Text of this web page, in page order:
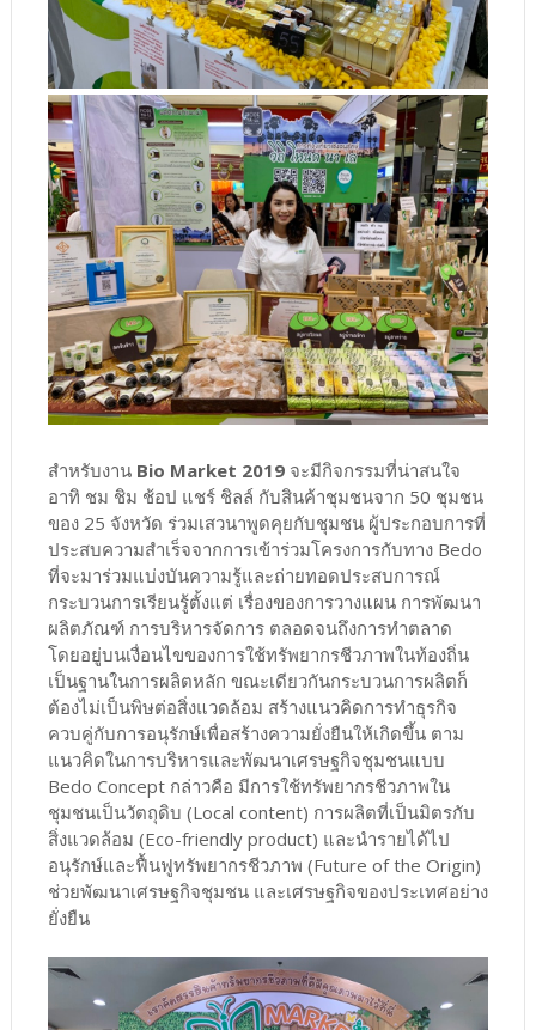
สำหรับงาน Bio Market 2019จะมีกิจกรรมที่น่าสนใจ
อาทิ ชม ชิม ช้อป แชร์ ชิลล์ กับสินค้าชุมชนจาก 50 ชุมชน
ของ 25 จังหวัด ร่วมเสวนาพูดคุยกับชุมชน ผู้ประกอบการที่
ประสบความสำเร็จจากการเข้าร่วมโครงการกับทาง Bedo
ที่จะมาร่วมแบ่งบันความรู้และถ่ายทอดประสบการณ์
กระบวนการเรียนรู้ตั้งแต่ เรื่องของการวางแผน การพัฒนา
ผลิตภัณฑ์ การบริหารจัดการ ตลอดจนถึงการทำตลาด
โดยอยู่บนเงื่อนไขของการใช้ทรัพยากรชีวภาพในท้องถิ่น
เป็นฐานในการผลิตหลัก ขณะเดียวกันกระบวนการผลิตก็
ต้องไม่เป็นพิษต่อสิ่งแวดล้อม สร้างแนวคิดการทำธุรกิจ
ควบคู่กับการอนุรักษ์เพื่อสร้างความยั่งยืนให้เกิดขึ้น ตาม
แนวคิดในการบริหารและพัฒนาเศรษฐกิจชุมชนแบบ
Bedo Concept กล่าวคือ มีการใช้ทรัพยากรชีวภาพใน
ชุมชนเป็นวัตถุดิบ (Local content) การผลิตที่เป็นมิตรกับ
สิ่งแวดล้อม (Eco-friendly product) และนำรายได้ไป
อนุรักษ์และฟื้นฟูทรัพยากรชีวภาพ (Future of the Origin)
ช่วยพัฒนาเศรษฐกิจชุมชน และเศรษฐกิจของประเทศอย่าง
ยั่งยืน